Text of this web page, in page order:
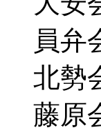
員弁
北勢
藤原